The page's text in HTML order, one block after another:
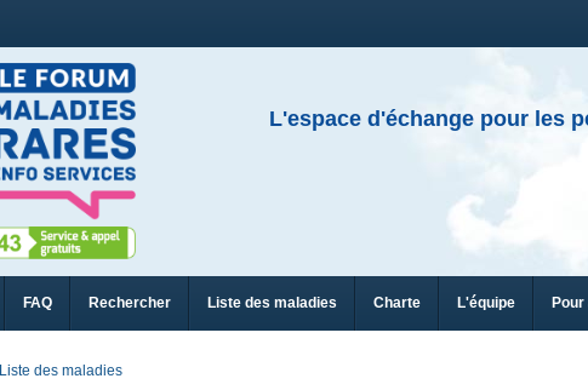
L'espace d'échange pour les
FAQ Rechercher Liste des maladies Charte L'équipe
Liste des maladies